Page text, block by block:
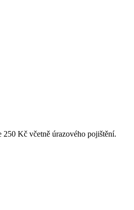
Kč včetně úrazového pojištění.